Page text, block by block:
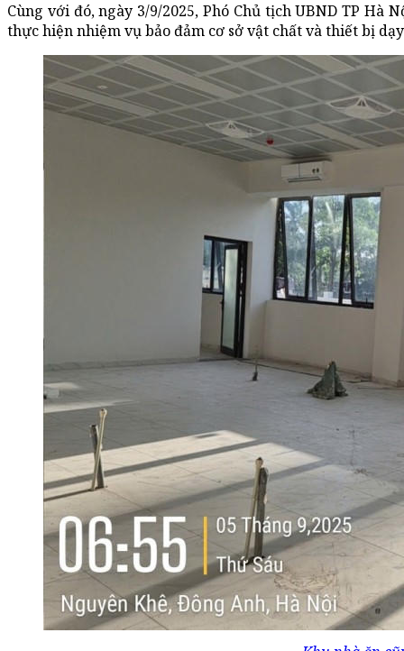
Cùng với đó, ngày 3/9/2025, Phó Chủ tịch UBND TP Hà
thực hiện nhiệm vụ bảo đảm cơ sở vật chất và thiết bị